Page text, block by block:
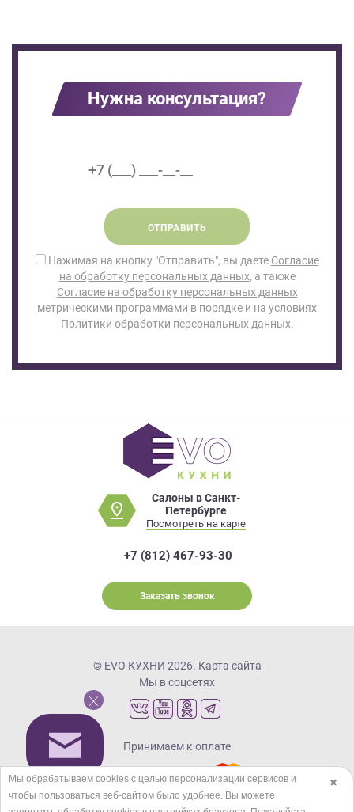
Нужна консультация?
ОТПРАВИТЬ
Нажимая на кнопку "Отправить", вы даете Согласие
на обработку персональных данных, а также
Согласие на обработку персональных данных
метрическими программами в порядке и на условиях
Политики обработки персональных данных.
Салоны в Санкт-
Петербурге
Посмотреть на карте
+7 (812) 467-93-30
Заказать звонок
© EVO КУХНИ 2026. Карта сайта
Мы в соцсетях
Принимаем к оплате
Кредиты и рассрочка
✖
Мы обрабатываем cookies с целью персонализации сервисов и
чтобы пользоваться веб-сайтом было удобнее. Вы можете